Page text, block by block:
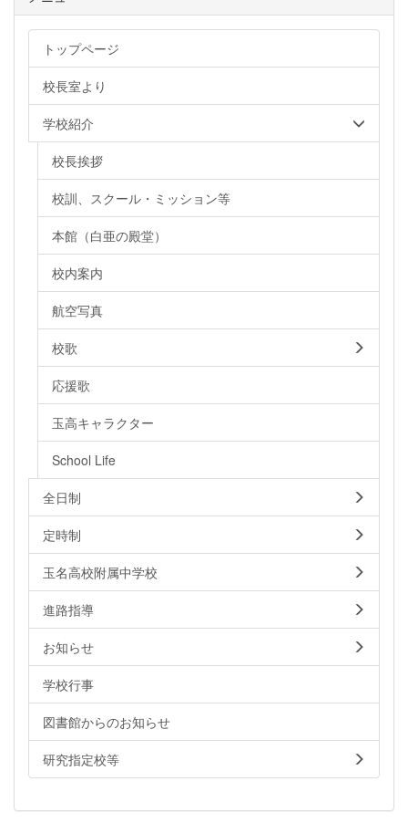
トップページ
校長室より
学校紹介
校長挨拶
校訓、スクール・ミッション等
本館（白亜の殿堂）
校内案内
航空写真
校歌
応援歌
玉高キャラクター
School Life
全日制
定時制
玉名高校附属中学校
進路指導
お知らせ
学校行事
図書館からのお知らせ
研究指定校等